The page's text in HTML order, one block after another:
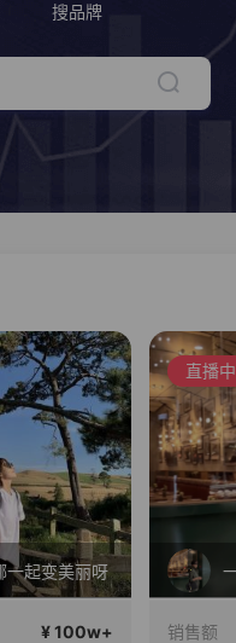
搜品牌
一起变美丽呀
¥ 100w+
直播中
销售额